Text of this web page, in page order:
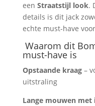
een Straatstijl look.
details is dit jack
echte must-have
Waarom dit
must-have is
Opstaande kraag–
uitstraling
Lange mouwen